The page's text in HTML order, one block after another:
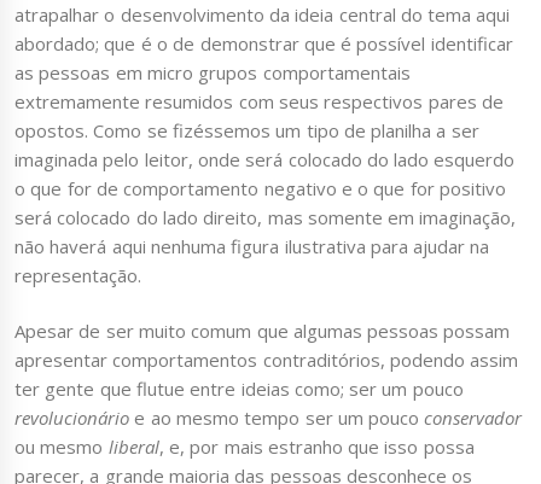
atrapalhar o desenvolvimento da ideia central do tema aqui
abordado; que é o de demonstrar que é possível identificar
as pessoas em micro grupos comportamentais
extremamente resumidos com seus respectivos pares de
opostos. Como se fizéssemos um tipo de planilha a ser
imaginada pelo leitor, onde será colocado do lado esquerdo
o que for de comportamento negativo e o que for positivo
será colocado do lado direito, mas somente em imaginação,
não haverá aqui nenhuma figura ilustrativa para ajudar na
representação.
Apesar de ser muito comum que algumas pessoas possam
apresentar comportamentos contraditórios, podendo assim
ter gente que flutue entre ideias como; ser um pouco
revolucionário e ao mesmo tempo ser um poucoconservador
ou mesmo liberal, e, por mais estranho que isso possa
parecer, a grande maioria das pessoas desconhece os